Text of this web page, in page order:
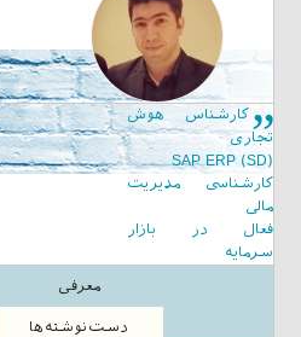
کارشناس هوش
تجاری
(SAP ERP (SD
کارشناسی مدیریت
مالی
فعال در بازار
سرمایه
معرفی
دست‌نوشته‌ها